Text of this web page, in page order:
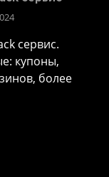
сервис.
купоны,
более